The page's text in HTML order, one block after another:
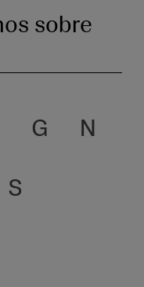
sobre
G
N
S